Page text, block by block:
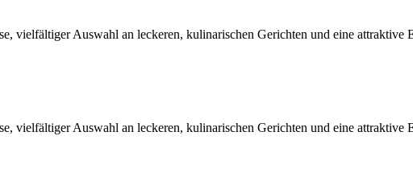
vielfältiger Auswahl an leckeren, kulinarischen Gerichten und eine attraktive
vielfältiger Auswahl an leckeren, kulinarischen Gerichten und eine attraktive